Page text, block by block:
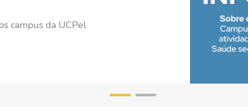
campus da UCPel